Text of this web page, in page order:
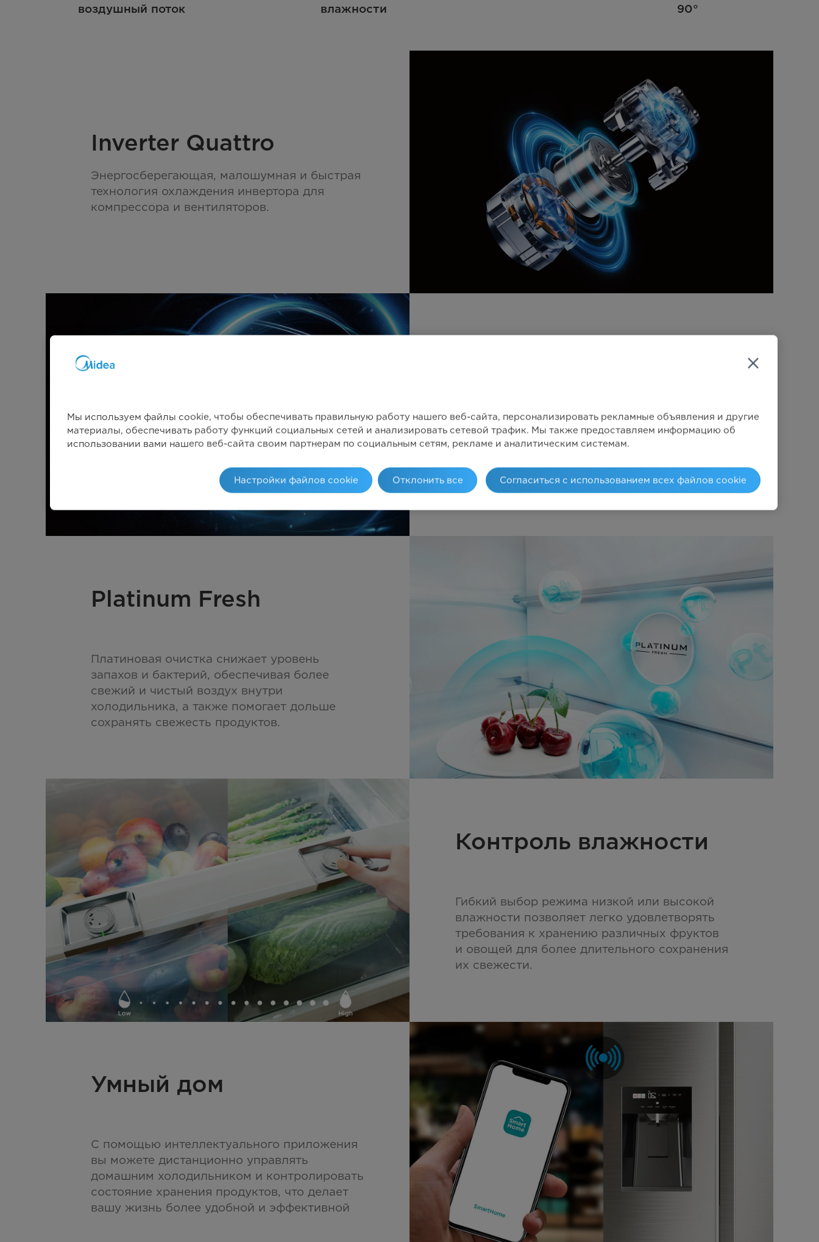
воздушный поток
влажности
90°
Inverter Quattro
Энергосберегающая, малошумная и быстрая
технология охлаждения инвертора для
компрессора и вентиляторов.
Охлаждающий воздушный поток с
обеспечивает стабильную и равномерную
температуру по всему холодильнику.
Platinum Fresh
Платиновая очистка снижает уровень
запахов и бактерий, обеспечивая более
свежий и чистый воздух внутри
холодильника, а также помогает дольше
сохранять свежесть продуктов.
Контроль влажности
Гибкий выбор режима низкой или высокой
влажности позволяет легко удовлетворять
требования к хранению различных фруктов
и овощей для более длительного сохранения
их свежести.
Умный дом
С помощью интеллектуального приложения
вы можете дистанционно управлять
домашним холодильником и контролировать
состояние хранения продуктов, что делает
вашу жизнь более удобной и эффективной
Мы используем файлы cookie, чтобы обеспечивать правильную работу нашего веб-сайта, персонализировать рекламные объявления и другие
материалы, обеспечивать работу функций социальных сетей и анализировать сетевой трафик. Мы также предоставляем информацию об
использовании вами нашего веб-сайта своим партнерам по социальным сетям, рекламе и аналитическим системам.
Настройки файлов cookie Отклонить все Согласиться с использованием всех файлов cookie